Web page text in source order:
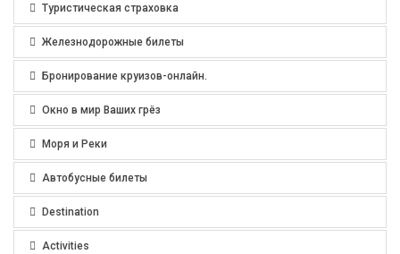
Туристическая страховка
Железнодорожные билеты
Бронирование круизов-онлайн.
Окно в мир Ваших грёз
Моря и Реки
Автобусные билеты
Destination
Activities